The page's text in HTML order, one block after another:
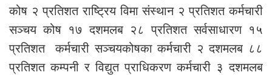
कोष २ प्रतिशत राष्ट्रिय विमा संस्थान २ प्रतिशत कर्मचारी
सञ्चय कोष १७ दशमलब २८ प्रतिशत सर्वसाधारण १५
प्रतिशत कर्मचारी सञ्चयकोषका कर्मचारी २ दशमलब ८८
प्रतिशत कम्पनी र विद्युत प्राधिकरण कर्मचारी ३ दशमलब